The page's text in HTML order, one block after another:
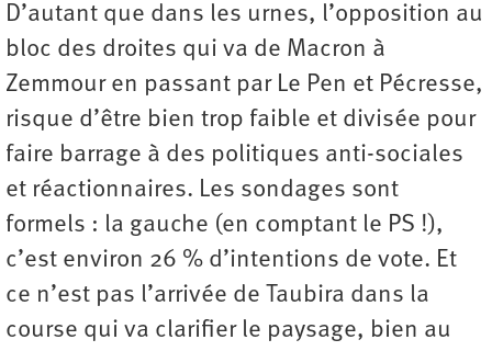
D’autant que dans les urnes, l’opposition au
bloc des droites qui va de Macron à
Zemmour en passant par Le Pen et Pécresse,
risque d’être bien trop faible et divisée pour
faire barrage à des politiques anti-sociales
et réactionnaires. Les sondages sont
formels : la gauche (en comptant le PS !),
c’est environ 26 % d’intentions de vote. Et
ce n’est pas l’arrivée de Taubira dans la
course qui va clarifier le paysage, bien au